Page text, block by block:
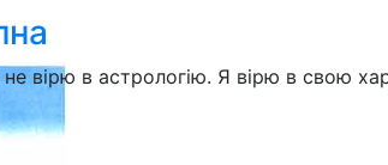
вірю в астрологію. Я вірю в свою